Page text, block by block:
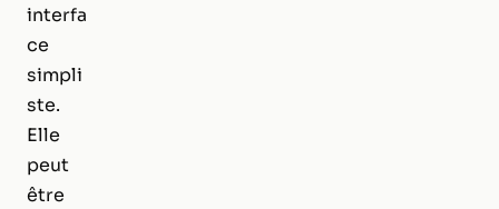
interfa
ce
simpli
ste.
Elle
peut
être